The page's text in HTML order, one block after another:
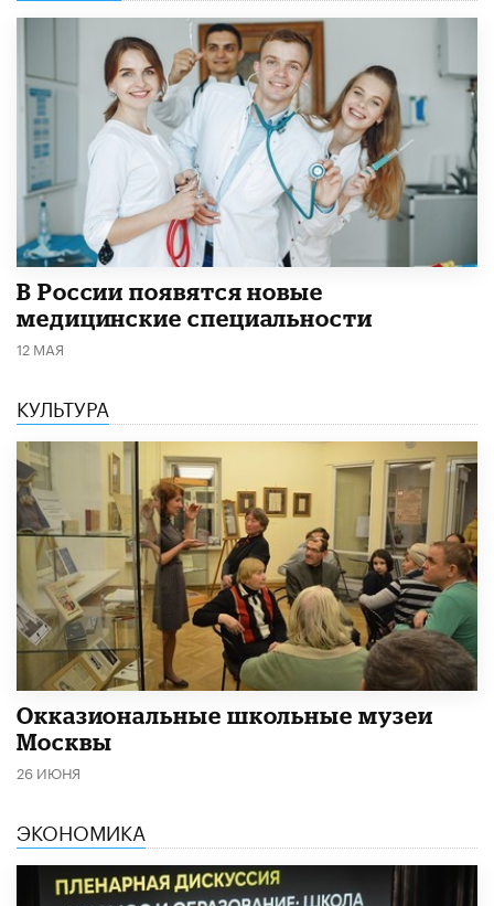
В России появятся новые
медицинские специальности
12 МАЯ
КУЛЬТУРА
​Окказиональные школьные музеи
Москвы
26 ИЮНЯ
ЭКОНОМИКА